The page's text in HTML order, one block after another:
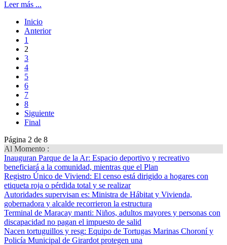
Leer más ...
Inicio
Anterior
1
2
3
4
5
6
7
8
Siguiente
Final
Página 2 de 8
Al Momento :
Inauguran Parque de la Ar: Espacio deportivo y recreativo
beneficiará a la comunidad, mientras que el Plan
Registro Único de Viviend: El censo está dirigido a hogares con
etiqueta roja o pérdida total y se realizar
Autoridades supervisan es: Ministra de Hábitat y Vivienda,
gobernadora y alcalde recorrieron la estructura
Terminal de Maracay manti: Niños, adultos mayores y personas con
discapacidad no pagan el impuesto de salid
Nacen tortuguillos y resg: Equipo de Tortugas Marinas Choroní y
Policía Municipal de Girardot protegen una